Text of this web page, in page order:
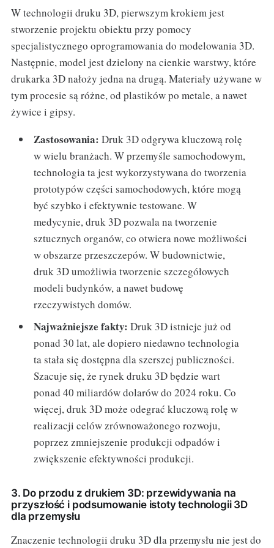
W technologii druku 3D, pierwszym krokiem jest
stworzenie projektu obiektu przy pomocy
specjalistycznego oprogramowania do modelowania 3D.
Następnie, model jest dzielony na cienkie warstwy, które
drukarka 3D nałoży jedna na drugą. Materiały używane w
tym procesie są różne, od plastików po metale, a nawet
żywice i gipsy.
Zastosowania: Druk 3D odgrywa kluczową rolę
w wielu branżach. W przemyśle samochodowym,
technologia ta jest wykorzystywana do tworzenia
prototypów części samochodowych, które mogą
być szybko i efektywnie testowane. W
medycynie, druk 3D pozwala na tworzenie
sztucznych organów, co otwiera nowe możliwości
w obszarze przeszczepów. W budownictwie,
druk 3D umożliwia tworzenie szczegółowych
modeli budynków, a nawet budowę
rzeczywistych domów.
Najważniejsze fakty: Druk 3D istnieje już od
ponad 30 lat, ale dopiero niedawno technologia
ta stała się dostępna dla szerszej publiczności.
Szacuje się, że rynek druku 3D będzie wart
ponad 40 miliardów dolarów do 2024 roku. Co
więcej, druk 3D może odegrać kluczową rolę w
realizacji celów zrównoważonego rozwoju,
poprzez zmniejszenie produkcji odpadów i
zwiększenie efektywności produkcji.
3. Do przodu z drukiem 3D: przewidywania na
przyszłość i podsumowanie istoty technologii 3D
dla przemysłu
Znaczenie technologii druku 3D dla przemysłu nie jest do